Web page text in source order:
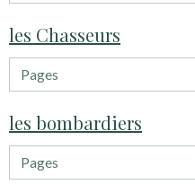
les Chasseurs
les bombardiers